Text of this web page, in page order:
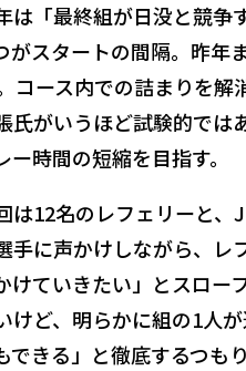
は「最終組が日没と競
がスタートの間隔。昨
コース内での詰まりを
氏がいうほど試験的では
時間の短縮を目指す。
は12名のレフェリーと
手に声かけしながら、
けていきたい」とスロー
けど、明らかに組の1人
きる」と徹底するつもり